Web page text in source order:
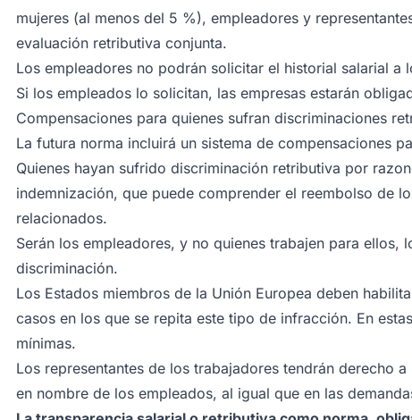
mujeres (al menos del 5 %), empleadores y
evaluación retributiva conjunta.
Los empleadores no podrán solicitar el historial salarial
Si los empleados lo solicitan, las empresas estarán
Compensaciones para quienes sufran discriminaciones
La futura norma incluirá un sistema de compensaciones
Quienes hayan sufrido discriminación retributiva por
indemnización, que puede comprender el reembolso de
relacionados.
Serán los empleadores, y no quienes trabajen para ellos,
discriminación.
Los Estados miembros de la Unión Europea deben
casos en los que se repita este tipo de infracción. En
mínimas.
Los representantes de los trabajadores tendrán derecho
en nombre de los empleados, al igual que en las